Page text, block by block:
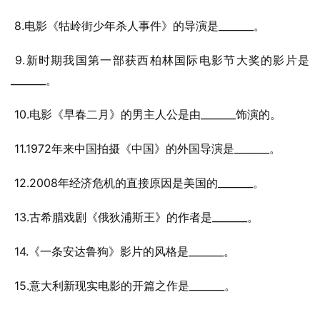
8.电影《牯岭街少年杀人事件》的导演是_______。
_______。
10.电影《早春二月》的男主人公是由_______饰演的。
11.1972年来中国拍摄《中国》的外国导演是_______。
12.2008年经济危机的直接原因是美国的_______。
13.古希腊戏剧《俄狄浦斯王》的作者是_______。
14.《一条安达鲁狗》影片的风格是_______。
15.意大利新现实电影的开篇之作是_______。